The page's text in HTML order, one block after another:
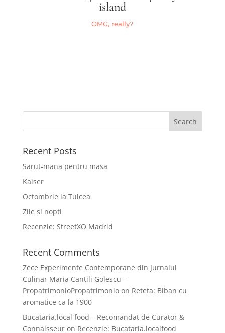
island
OMG, really?
Recent Posts
Sarut-mana pentru masa
Kaiser
Octombrie la Tulcea
Zile si nopti
Recenzie: StreetXO Madrid
Recent Comments
Zece Experimente Contemporane din Jurnalul
Culinar Maria Cantili Golescu -
PropatrimonioPropatrimonioon Reteta: Biban cu
aromatice ca la 1900
Bucataria.local food – Recomandat de Curator &
Connaisseuron Recenzie: Bucataria.localfood